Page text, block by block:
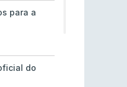
para a
do